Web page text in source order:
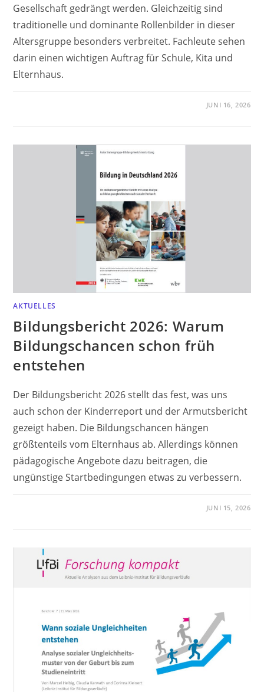
Gesellschaft gedrängt werden. Gleichzeitig sind
traditionelle und dominante Rollenbilder in dieser
Altersgruppe besonders verbreitet. Fachleute sehen
darin einen wichtigen Auftrag für Schule, Kita und
Elternhaus.
JUNI 16, 2026
AKTUELLES
Bildungsbericht 2026: Warum
Bildungschancen schon früh
entstehen
Der Bildungsbericht 2026 stellt das fest, was uns
auch schon der Kinderreport und der Armutsbericht
gezeigt haben. Die Bildungschancen hängen
größtenteils vom Elternhaus ab. Allerdings können
pädagogische Angebote dazu beitragen, die
ungünstige Startbedingungen etwas zu verbessern.
JUNI 15, 2026